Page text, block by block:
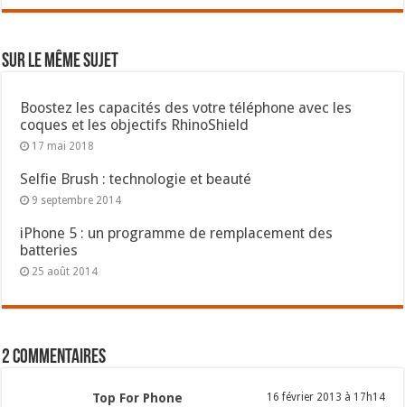
Sur le même sujet
Boostez les capacités des votre téléphone avec les
coques et les objectifs RhinoShield
17 mai 2018
Selfie Brush : technologie et beauté
9 septembre 2014
iPhone 5 : un programme de remplacement des
batteries
25 août 2014
2 commentaires
Top For Phone 16 février 2013 à 17h14